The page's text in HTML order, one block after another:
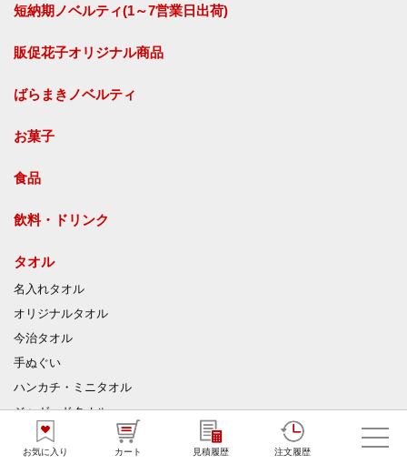
お気に入り カート 見積履歴 注文履歴
短納期ノベルティ(1～7営業日出荷)
販促花子オリジナル商品
ばらまきノベルティ
お菓子
食品
飲料・ドリンク
タオル
名入れタオル
オリジナルタオル
今治タオル
手ぬぐい
ハンカチ・ミニタオル
ジャガードタオル
マイクロファイバークロス